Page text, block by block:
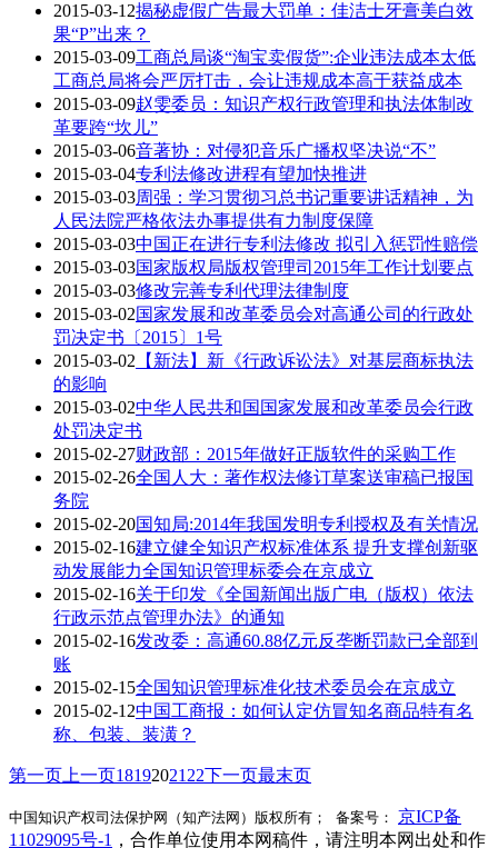
2015-03-12揭秘虚假广告最大罚单：佳洁士牙膏美白效
果“P”出来？
2015-03-09工商总局谈“淘宝卖假货”:企业违法成本太低
工商总局将会严厉打击，会让违规成本高于获益成本
2015-03-09赵雯委员：知识产权行政管理和执法体制改
革要跨“坎儿”
2015-03-06音著协：对侵犯音乐广播权坚决说“不”
2015-03-04专利法修改进程有望加快推进
2015-03-03周强：学习贯彻习总书记重要讲话精神，为
人民法院严格依法办事提供有力制度保障
2015-03-03中国正在进行专利法修改 拟引入惩罚性赔偿
2015-03-03国家版权局版权管理司2015年工作计划要点
2015-03-03修改完善专利代理法律制度
2015-03-02国家发展和改革委员会对高通公司的行政处
罚决定书〔2015〕1号
2015-03-02 【新法】新《行政诉讼法》对基层商标执法
的影响
2015-03-02中华人民共和国国家发展和改革委员会行政
处罚决定书
2015-02-27财政部：2015年做好正版软件的采购工作
2015-02-26全国人大：著作权法修订草案送审稿已报国
务院
2015-02-20国知局:2014年我国发明专利授权及有关情况
2015-02-16建立健全知识产权标准体系 提升支撑创新驱
动发展能力全国知识管理标委会在京成立
2015-02-16关于印发《全国新闻出版广电（版权）依法
行政示范点管理办法》的通知
2015-02-16发改委：高通60.88亿元反垄断罚款已全部到
账
2015-02-15全国知识管理标准化技术委员会在京成立
2015-02-12中国工商报：如何认定仿冒知名商品特有名
称、包装、装潢？
第一页 上一页18192021 22下一页最末页
中国知识产权司法保护网（知产法网）版权所有； 备案号： 京ICP备
11029095号-1 ，合作单位使用本网稿件，请注明本网出处和作